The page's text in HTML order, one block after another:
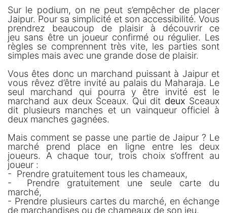
Sur le podium, on ne peut s’empêcher de placer
Jaipur. Pour sa simplicité et son accessibilité. Vous
prendrez beaucoup de plaisir à découvrir ce
jeu sans être un joueur confirmé ou régulier. Les
règles se comprennent très vite, les parties sont
simples mais avec une grande dose de plaisir.
Vous êtes donc un marchand puissant à Jaipur et
vous rêvez d’être invité au palais du Maharaja. Le
seul marchand qui pourra y être invité est le
marchand aux deux Sceaux. Qui dit deux Sceaux
dit plusieurs manches et un vainqueur officiel à
deux manches gagnées.
Mais comment se passe une partie de Jaipur ? Le
marché prend place en ligne entre les deux
joueurs. A chaque tour, trois choix s’offrent au
joueur :
- Prendre gratuitement tous les chameaux,
- Prendre gratuitement une seule carte du
marché,
- Prendre plusieurs cartes du marché, en échange
de marchandises ou de chameaux de son jeu.